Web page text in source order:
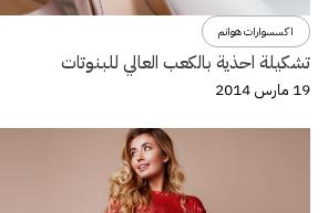
اكسسوارات هوانم
تشكيلة احذية بالكعب العالي للبنوتات
19 مارس 2014